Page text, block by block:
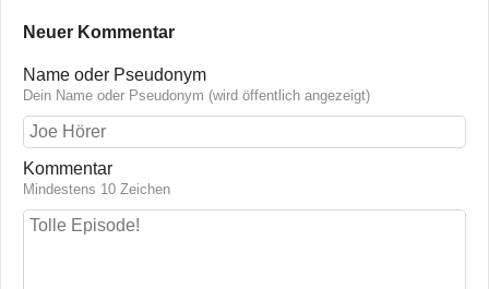
Neuer Kommentar
Name oder Pseudonym
Dein Name oder Pseudonym (wird öffentlich angezeigt)
Kommentar
Mindestens 10 Zeichen